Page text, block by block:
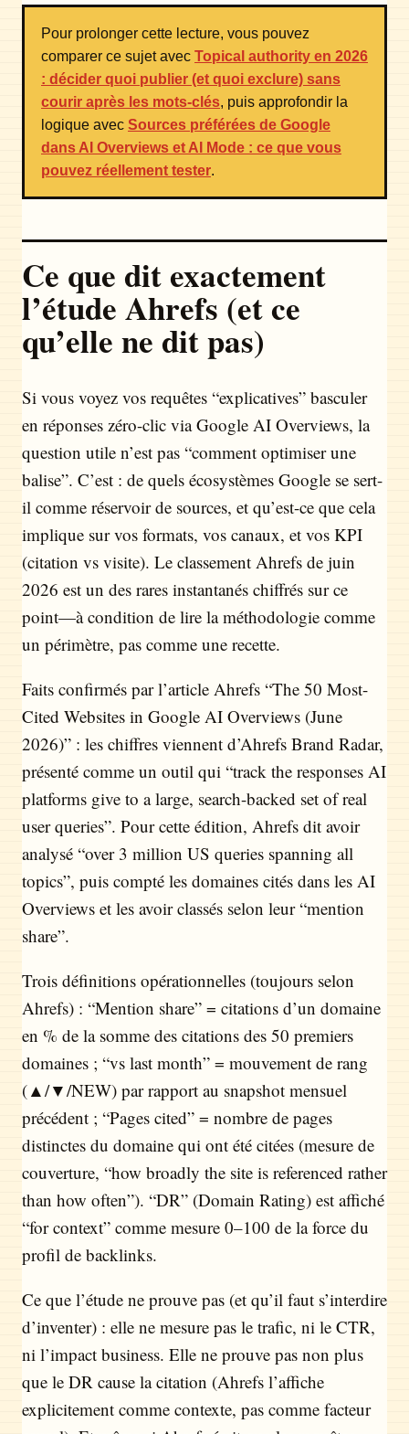
Pour prolonger cette lecture, vous pouvez
comparer ce sujet avec Topical authority en 2026
: décider quoi publier (et quoi exclure) sans
courir après les mots-clés, puis approfondir la
logique avec Sources préférées de Google
dans AI Overviews et AI Mode : ce que vous
pouvez réellement tester.
Ce que dit exactement
l’étude Ahrefs (et ce
qu’elle ne dit pas)
Si vous voyez vos requêtes “explicatives” basculer
en réponses zéro-clic via Google AI Overviews, la
question utile n’est pas “comment optimiser une
balise”. C’est : de quels écosystèmes Google se sert-
il comme réservoir de sources, et qu’est-ce que cela
implique sur vos formats, vos canaux, et vos KPI
(citation vs visite). Le classement Ahrefs de juin
2026 est un des rares instantanés chiffrés sur ce
point—à condition de lire la méthodologie comme
un périmètre, pas comme une recette.
Faits confirmés par l’article Ahrefs “The 50 Most-
Cited Websites in Google AI Overviews (June
2026)” : les chiffres viennent d’Ahrefs Brand Radar,
présenté comme un outil qui “track the responses AI
platforms give to a large, search-backed set of real
user queries”. Pour cette édition, Ahrefs dit avoir
analysé “over 3 million US queries spanning all
topics”, puis compté les domaines cités dans les AI
Overviews et les avoir classés selon leur “mention
share”.
Trois définitions opérationnelles (toujours selon
Ahrefs) : “Mention share” = citations d’un domaine
en % de la somme des citations des 50 premiers
domaines ; “vs last month” = mouvement de rang
(▲/▼/NEW) par rapport au snapshot mensuel
précédent ; “Pages cited” = nombre de pages
distinctes du domaine qui ont été citées (mesure de
couverture, “how broadly the site is referenced rather
than how often”). “DR” (Domain Rating) est affiché
“for context” comme mesure 0–100 de la force du
profil de backlinks.
Ce que l’étude ne prouve pas (et qu’il faut s’interdire
d’inventer) : elle ne mesure pas le trafic, ni le CTR,
ni l’impact business. Elle ne prouve pas non plus
que le DR cause la citation (Ahrefs l’affiche
explicitement comme contexte, pas comme facteur